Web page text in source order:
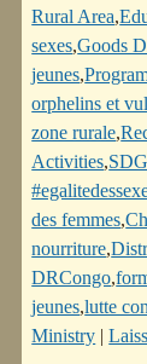
Rural Area,
sexes,Goods
jeunes,
orphelins et
zone rurale,
Activities,
des femmes,
nourriture,
DRCongo,
jeunes,lutte
Ministry |